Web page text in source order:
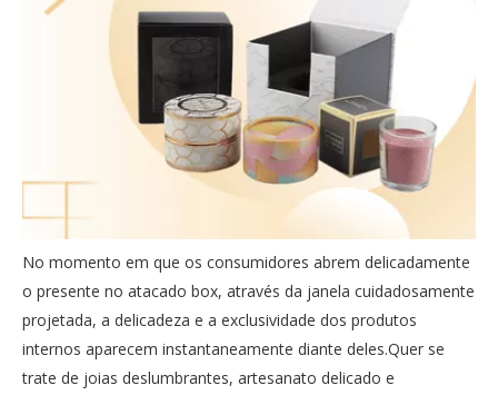
No momento em que os consumidores abrem delicadamente
o presente no atacado box, através da janela cuidadosamente
projetada, a delicadeza e a exclusividade dos produtos
internos aparecem instantaneamente diante deles.Quer se
trate de joias deslumbrantes, artesanato delicado e